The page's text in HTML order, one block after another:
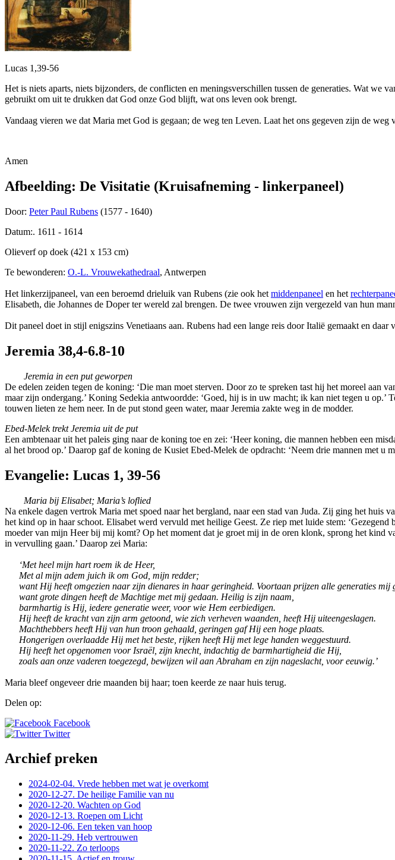
Lucas 1,39-56
Het is niets aparts, niets bijzonders, de conflicten en meningsverschillen tussen de generaties. Wat
gebruikt om uit te drukken dat God onze God blijft, wat ons leven ook brengt.
Vandaag vieren we dat Maria met God is gegaan; de weg ten Leven. Laat het ons gegeven zijn de weg
Amen
Afbeelding: De Visitatie (Kruisafneming - linkerpaneel)
Door: Peter Paul Rubens (1577 - 1640)
Datum:. 1611 - 1614
Olieverf op doek (421 x 153 cm)
Te bewonderen: O.-L. Vrouwekathedraal, Antwerpen
Het linkerzijpaneel, van een beroemd drieluik van Rubens (zie ook het middenpaneel en het
Elisabeth, die Johannes de Doper ter wereld zal brengen. De twee vrouwen zijn vergezeld van hun
Dit paneel doet in stijl enigszins Venetiaans aan. Rubens had een lange reis door Italië gemaakt en
Jeremia 38,4-6.8-10
Jeremia in een put geworpen
De edelen zeiden tegen de koning: ‘Die man moet sterven. Door zo te spreken tast hij het moreel
maar zijn ondergang.’ Koning Sedekia antwoordde: ‘Goed, hij is in uw macht; ik kan niet tegen u
touwen lieten ze hem neer. In de put stond geen water, maar Jeremia zakte weg in de modder.
Ebed-Melek trekt Jeremia uit de put
Een ambtenaar uit het paleis ging naar de koning toe en zei: ‘Heer koning, die mannen hebben een
al het brood op.’ Daarop gaf de koning de Kusiet Ebed-Melek de opdracht: ‘Neem drie mannen met u
Evangelie: Lucas 1, 39-56
Maria bij Elisabet; Maria’s loflied
Na enkele dagen vertrok Maria met spoed naar het bergland, naar een stad van Juda. Zij ging het huis
het kind op in haar schoot. Elisabet werd vervuld met heilige Geest. Ze riep met luide stem:
moeder van mijn Heer bij mij komt? Op het moment dat je groet mij in de oren klonk, sprong het kind
in vervulling gaan.’ Daarop zei Maria:
‘Met heel mijn hart roem ik de Heer,
Met al mijn adem juich ik om God, mijn redder;
want Hij heeft omgezien naar zijn dienares in haar geringheid. Voortaan prijzen alle generaties mij
want grote dingen heeft de Machtige met mij gedaan. Heilig is zijn naam,
barmhartig is Hij, iedere generatie weer, voor wie Hem eerbiedigen.
Hij heeft de kracht van zijn arm getoond, wie zich verheven waanden, heeft Hij uiteengeslagen.
Machthebbers heeft Hij van hun troon gehaald, geringen gaf Hij een hoge plaats.
Hongerigen overlaadde Hij met het beste, rijken heeft Hij met lege handen weggestuurd.
Hij heeft het opgenomen voor Israël, zijn knecht, indachtig de barmhartigheid die Hij,
zoals aan onze vaderen toegezegd, bewijzen wil aan Abraham en zijn nageslacht, voor eeuwig.’
Maria bleef ongeveer drie maanden bij haar; toen keerde ze naar huis terug.
Delen op:
Facebook
Twitter
Archief preken
2024-02-04. Vrede hebben met wat je overkomt
2020-12-27. De heilige Familie van nu
2020-12-20. Wachten op God
2020-12-13. Roepen om Licht
2020-12-06. Een teken van hoop
2020-11-29. Heb vertrouwen
2020-11-22. Zo terloops